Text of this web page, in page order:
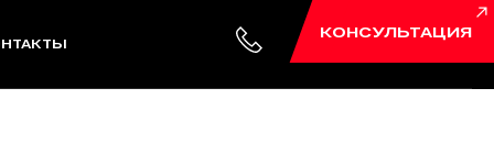
КОНСУЛЬТАЦИЯ